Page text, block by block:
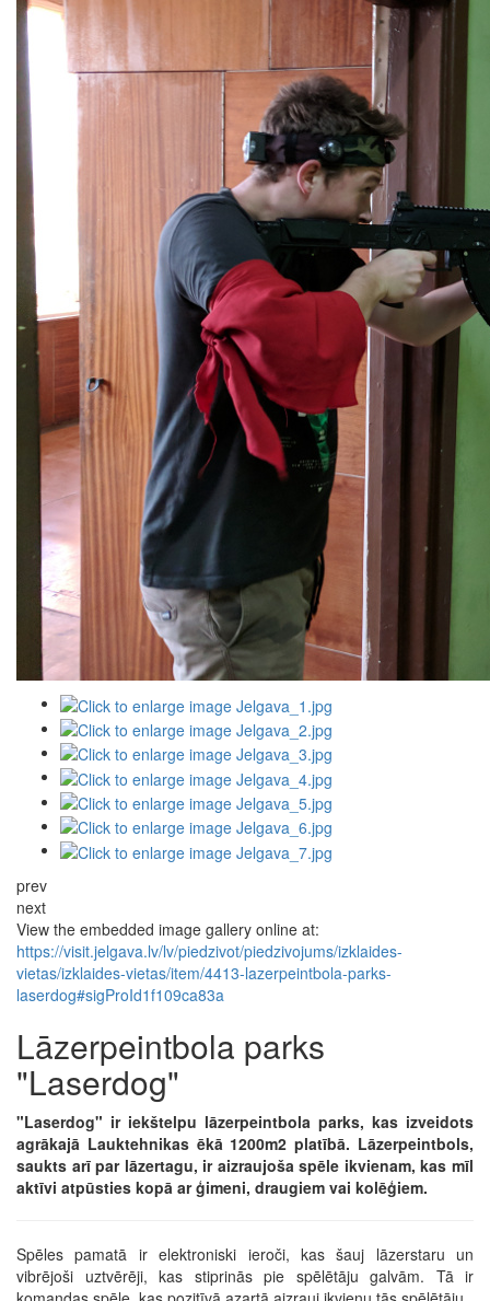
prev
next
View the embedded image gallery online at:
https://visit.jelgava.lv/lv/piedzivot/piedzivojums/izklaides-
vietas/izklaides-vietas/item/4413-lazerpeintbola-parks-
laserdog#sigProId1f109ca83a
Lāzerpeintbola parks
"Laserdog"
"Laserdog" ir iekštelpu lāzerpeintbola parks, kas izveidots
agrākajā Lauktehnikas ēkā 1200m2 platībā. Lāzerpeintbols,
saukts arī par lāzertagu, ir aizraujoša spēle ikvienam, kas mīl
aktīvi atpūsties kopā ar ģimeni, draugiem vai kolēģiem.
Spēles pamatā ir elektroniski ieroči, kas šauj lāzerstaru un
vibrējoši uztvērēji, kas stiprinās pie spēlētāju galvām. Tā ir